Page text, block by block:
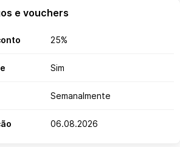
e vouchers
25%
Sim
Semanalmente
06.08.2026